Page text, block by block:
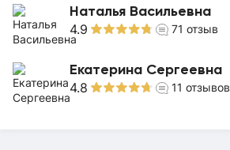
Наталья Васильевна
4.9 71 отзыв
Екатерина Сергеевна
4.8 11 отзывов